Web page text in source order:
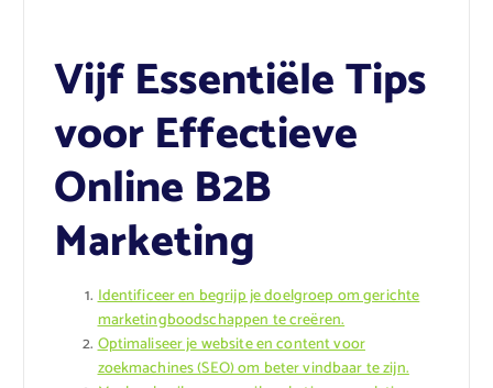
Vijf Essentiële Tips
voor Effectieve
Online B2B
Marketing
Identificeer en begrijp je doelgroep om gerichte
marketingboodschappen te creëren.
Optimaliseer je website en content voor
zoekmachines (SEO) om beter vindbaar te zijn.